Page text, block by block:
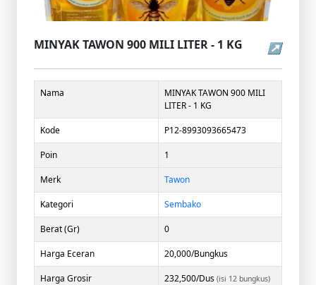
MINYAK TAWON 900 MILI LITER - 1 KG ↗
Nama
MINYAK TAWON 900 MILI
LITER - 1 KG
Kode P12-8993093665473
Poin 1
Merk Tawon
Kategori Sembako
Berat (Gr) 0
Harga Eceran 20,000/Bungkus
Harga Grosir 232,500/Dus (isi 12 bungkus)